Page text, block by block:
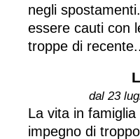
negli
essere cauti con
troppe di
dal 23
La vita in
impegno di